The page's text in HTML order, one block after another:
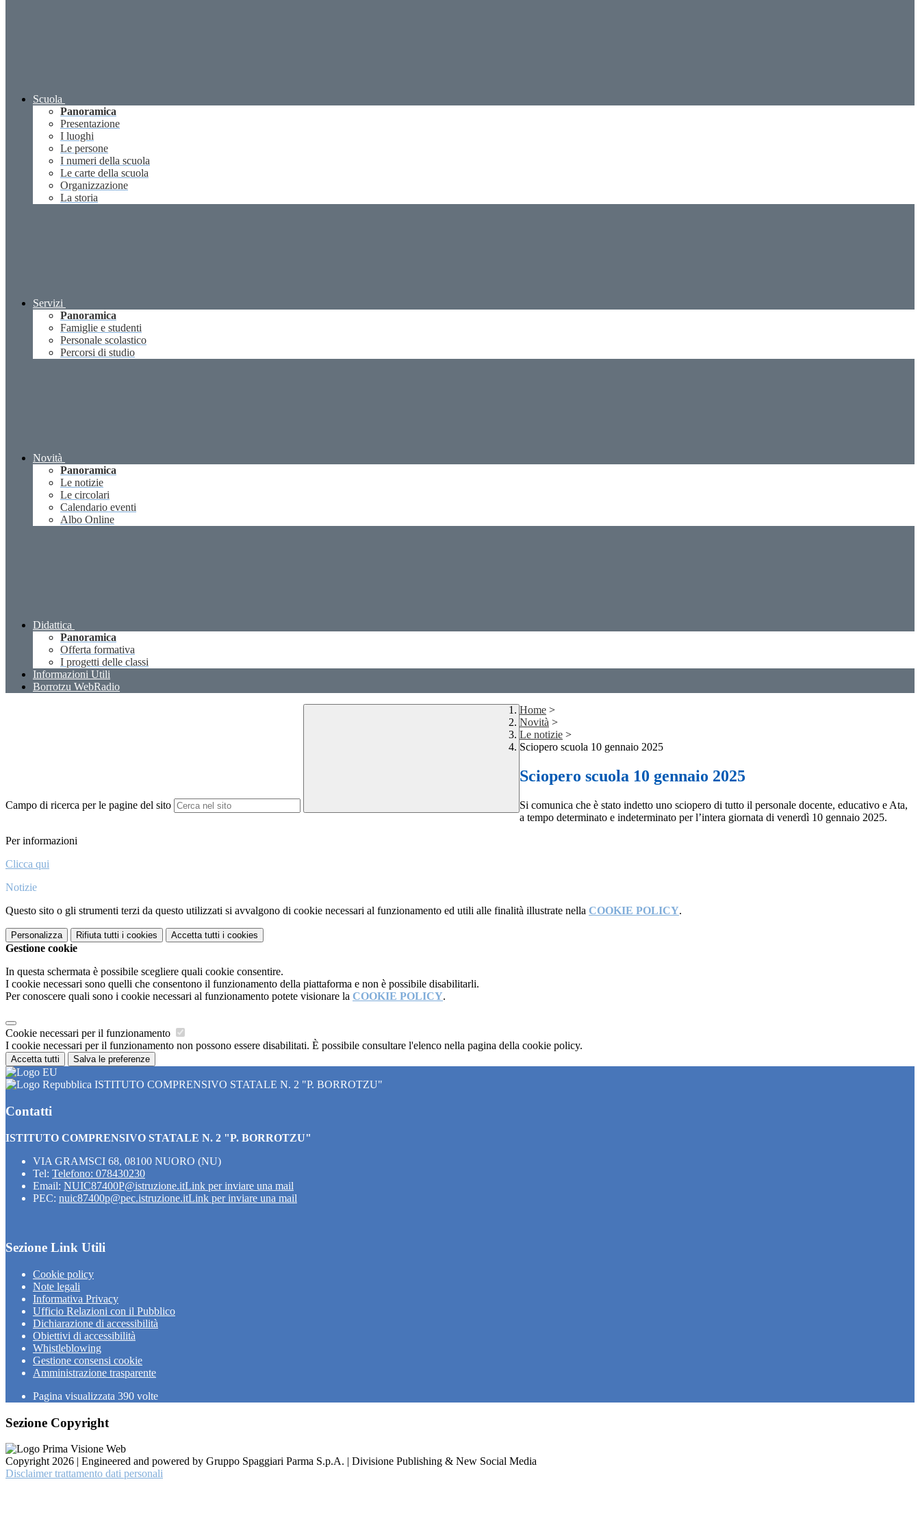
Scuola
Panoramica
Presentazione
I luoghi
Le persone
I numeri della scuola
Le carte della scuola
Organizzazione
La storia
Servizi
Panoramica
Famiglie e studenti
Personale scolastico
Percorsi di studio
Novità
Panoramica
Le notizie
Le circolari
Calendario eventi
Albo Online
Didattica
Panoramica
Offerta formativa
I progetti delle classi
Informazioni Utili
Borrotzu WebRadio
Campo di ricerca per le pagine del sito
Home >
Novità >
Le notizie >
Sciopero scuola 10 gennaio 2025
Sciopero scuola 10 gennaio 2025
Si comunica che è stato indetto uno sciopero di tutto il personale docente, educativo e Ata,
a tempo determinato e indeterminato per l’intera giornata di venerdì 10 gennaio 2025.
Per informazioni
Clicca qui
Notizie
Questo sito o gli strumenti terzi da questo utilizzati si avvalgono di cookie necessari al funzionamento ed utili alle finalità illustrate nella COOKIE POLICY.
Personalizza Rifiuta tutti i cookies Accetta tutti i cookies
Gestione cookie
In questa schermata è possibile scegliere quali cookie consentire.
I cookie necessari sono quelli che consentono il funzionamento della piattaforma e non è possibile disabilitarli.
Per conoscere quali sono i cookie necessari al funzionamento potete visionare la COOKIE POLICY.
Cookie necessari per il funzionamento
I cookie necessari per il funzionamento non possono essere disabilitati. È possibile consultare l'elenco nella pagina della cookie policy.
Accetta tutti Salva le preferenze
ISTITUTO COMPRENSIVO STATALE N. 2 "P. BORROTZU"
Contatti
ISTITUTO COMPRENSIVO STATALE N. 2 "P. BORROTZU"
VIA GRAMSCI 68, 08100 NUORO (NU)
Tel: Telefono: 078430230
Email: NUIC87400P@istruzione.itLink per inviare una mail
PEC: nuic87400p@pec.istruzione.itLink per inviare una mail
Sezione Link Utili
Cookie policy
Note legali
Informativa Privacy
Ufficio Relazioni con il Pubblico
Dichiarazione di accessibilità
Obiettivi di accessibilità
Whistleblowing
Gestione consensi cookie
Amministrazione trasparente
Pagina visualizzata 390 volte
Sezione Copyright
Copyright 2026 | Engineered and powered by Gruppo Spaggiari Parma S.p.A. | Divisione Publishing & New Social Media
Disclaimer trattamento dati personali